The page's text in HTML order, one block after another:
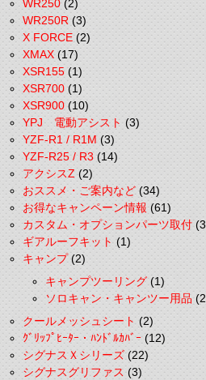
WR250(2)
WR250R(3)
X FORCE(2)
XMAX(17)
XSR155(1)
XSR700(1)
XSR900(10)
YPJ 電動アシスト(3)
YZF-R1 / R1M(3)
YZF-R25 / R3(14)
アクシスZ(2)
おススメ・ご案内など(34)
お得なキャンペーン情報(61)
カスタム・オプションパーツ取付
ギアルーフキット(1)
キャンプ(2)
キャンプツーリング(1)
ソロキャン・キャンツー用品
クールメッシュシート(2)
ｸﾞﾘｯﾌﾟﾋｰﾀｰ・ﾊﾝﾄﾞﾙｶﾊﾞｰ(12)
シグナスＸシリーズ(22)
シグナスグリファス(3)